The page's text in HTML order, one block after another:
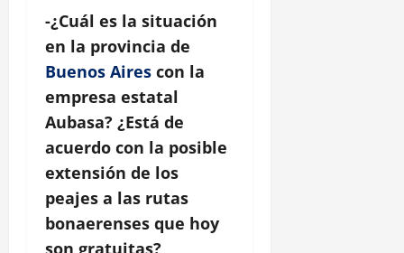
-¿Cuál es la situación
en la provincia de
Buenos Aires con la
empresa estatal
Aubasa? ¿Está de
acuerdo con la posible
extensión de los
peajes a las rutas
bonaerenses que hoy
son gratuitas?